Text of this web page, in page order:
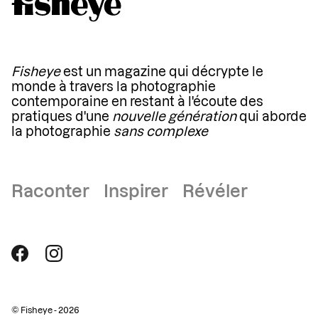
Fisheyeest un magazine qui décrypte le
monde à travers la photographie
contemporaine en restant à l'écoute des
pratiques d'une nouvelle générationqui aborde
la photographie sans complexe
Raconter Inspirer Révéler
© Fisheye - 2026